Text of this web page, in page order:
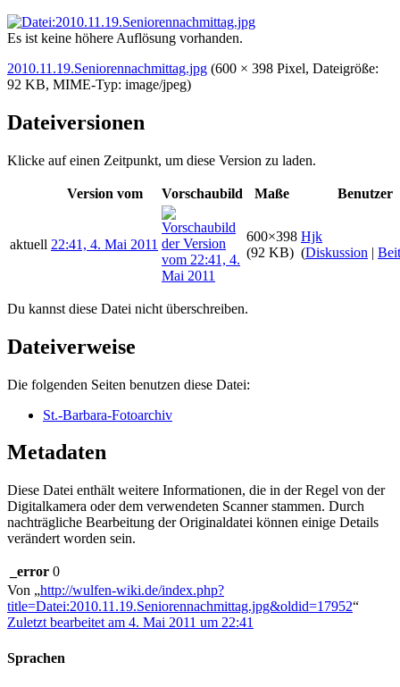
Es ist keine höhere Auflösung vorhanden.
2010.11.19.Seniorennachmittag.jpg (600 × 398 Pixel, Dateigröße:
92 KB, MIME-Typ: image/jpeg)
Dateiversionen
Klicke auf einen Zeitpunkt, um diese Version zu laden.
Version vom Vorschaubild Maße Benutzer
aktuell 22:41, 4. Mai 2011
600×398
(92 KB)
Hjk
(Diskussion |
Du kannst diese Datei nicht überschreiben.
Dateiverweise
Die folgenden Seiten benutzen diese Datei:
St.-Barbara-Fotoarchiv
Metadaten
Diese Datei enthält weitere Informationen, die in der Regel von der
Digitalkamera oder dem verwendeten Scanner stammen. Durch
nachträgliche Bearbeitung der Originaldatei können einige Details
verändert worden sein.
_error 0
Von „http://wulfen-wiki.de/index.php?
title=Datei:2010.11.19.Seniorennachmittag.jpg&oldid=17952“
Zuletzt bearbeitet am 4. Mai 2011 um 22:41
Sprachen